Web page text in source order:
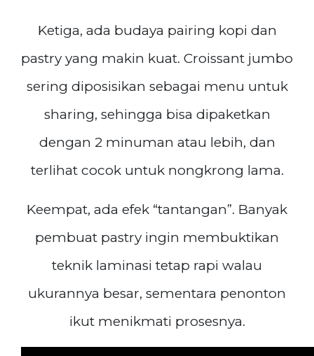
Ketiga, ada budaya pairing kopi dan
pastry yang makin kuat. Croissant jumbo
sering diposisikan sebagai menu untuk
sharing, sehingga bisa dipaketkan
dengan 2 minuman atau lebih, dan
terlihat cocok untuk nongkrong lama.
Keempat, ada efek “tantangan”. Banyak
pembuat pastry ingin membuktikan
teknik laminasi tetap rapi walau
ukurannya besar, sementara penonton
ikut menikmati prosesnya.